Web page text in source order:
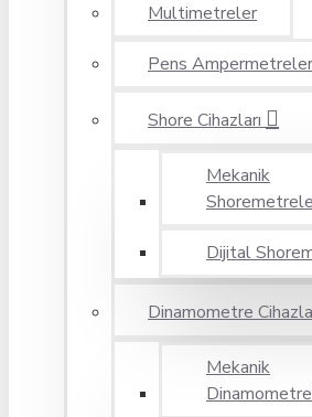
Multimetreler
Pens Ampermetreler
Shore Cihazları
Mekanik
Dijital
Dinamometre
Mekanik